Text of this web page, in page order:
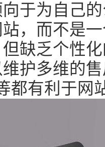
于为自己
，而不是
缺乏个性
护多维的
都有利于网